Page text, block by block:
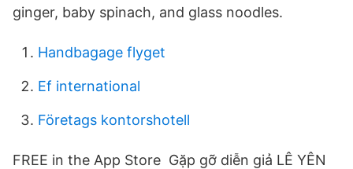
ginger, baby spinach, and glass noodles.
Handbagage flyget
Ef international
Företags kontorshotell
FREE in the App Store Gặp gỡ diễn giả LÊ YÊN